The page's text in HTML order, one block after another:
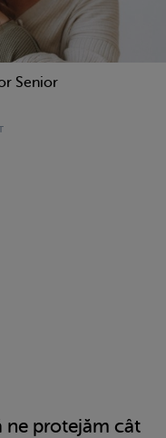
Senior
ne protejăm cât